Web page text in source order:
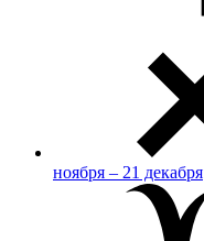
ноября – 21 декабря